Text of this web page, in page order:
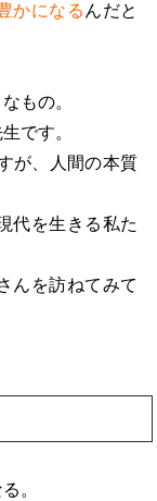
かになる んだと
もの。
です。
が、人間の本質
代を生きる私た
んを訪ねてみて
。